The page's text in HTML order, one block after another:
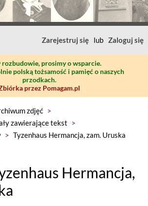
Zarejestruj się lub Zaloguj się
rozbudowie, prosimy o wsparcie.
polską tożsamość i pamięć o naszych
przodkach.
przez Pomagam.pl
zdjęć >
zawierające tekst >
> Tyzenhaus Hermancja, zam. Uruska
Hermancja,